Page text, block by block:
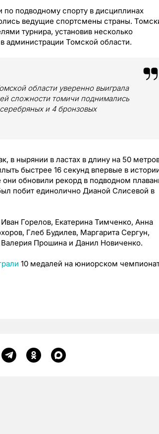
подводному спорту в дисциплинах
ведущие спортсмены страны.
турнира, установив несколько
администрации Томской области.
области уверенно выиграла
сложности томичи поднимались
и 4 бронзовых
в нырянии в ластах в длину на 50
быстрее 16 секунд впервые в
обновили рекорд в подводном
побит единолично Дианой Слисевой в
Горелов, Екатерина Тимченко, Анна
Глеб Будилев, Маргарита Сергун,
Прошина и Данил Новиченко.
10 медалей на юниорском